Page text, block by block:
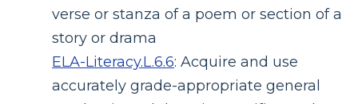
verse or stanza of a poem or section of a
story or drama
ELA-Literacy.L.6.6: Acquire and use
accurately grade-appropriate general